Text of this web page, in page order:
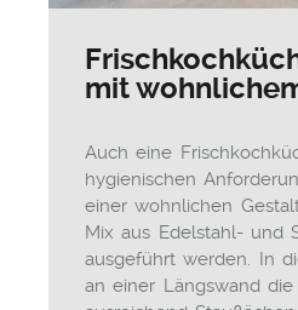
mit
Auch eine
hygienischen
einer wohnlichen
Mix aus Edelstahl- und
ausgeführt werden. In
an einer Längswand